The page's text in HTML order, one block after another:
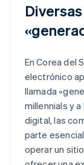
En Corea del
electrónico
llamada
millennials y
digital, las
parte
operar un